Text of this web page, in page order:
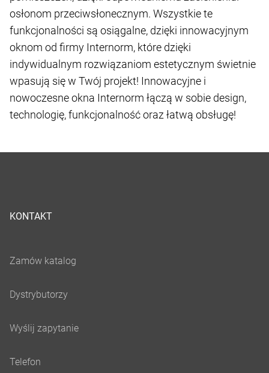
osłonom przeciwsłonecznym. Wszystkie te
funkcjonalności są osiągalne, dzięki innowacyjnym
oknom od firmy Internorm, które dzięki
indywidualnym rozwiązaniom estetycznym świetnie
wpasują się w Twój projekt! Innowacyjne i
nowoczesne okna Internorm łączą w sobie design,
technologię, funkcjonalność oraz łatwą obsługę!
KONTAKT